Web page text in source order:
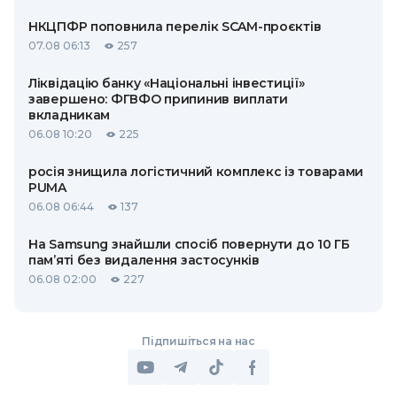
НКЦПФР поповнила перелік SCAM-проєктів
07.08 06:13 257
Ліквідацію банку «Національні інвестиції»
завершено: ФГВФО припинив виплати
вкладникам
06.08 10:20 225
росія знищила логістичний комплекс із товарами
PUMA
06.08 06:44 137
На Samsung знайшли спосіб повернути до 10 ГБ
пам’яті без видалення застосунків
06.08 02:00 227
Підпишіться на нас